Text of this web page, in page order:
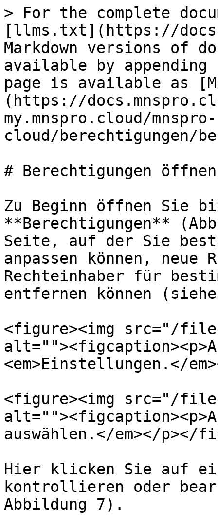
> For the complete
[llms.txt](https://
Markdown versions of
available by
page is available as
(https://
my.mnspro.cloud/mnspro-
cloud/berechtigungen/
# Berechtigungen öffnen
Zu Beginn öffnen Sie
**Berechtigungen**
Seite, auf der Sie
anpassen können,
Rechteinhaber für
entfernen können
<figure><img src="/files/
<em>Einstellungen.</
<figure><img src="/
auswählen.</em></
Hier klicken Sie auf
kontrollieren oder
Abbildung 7).